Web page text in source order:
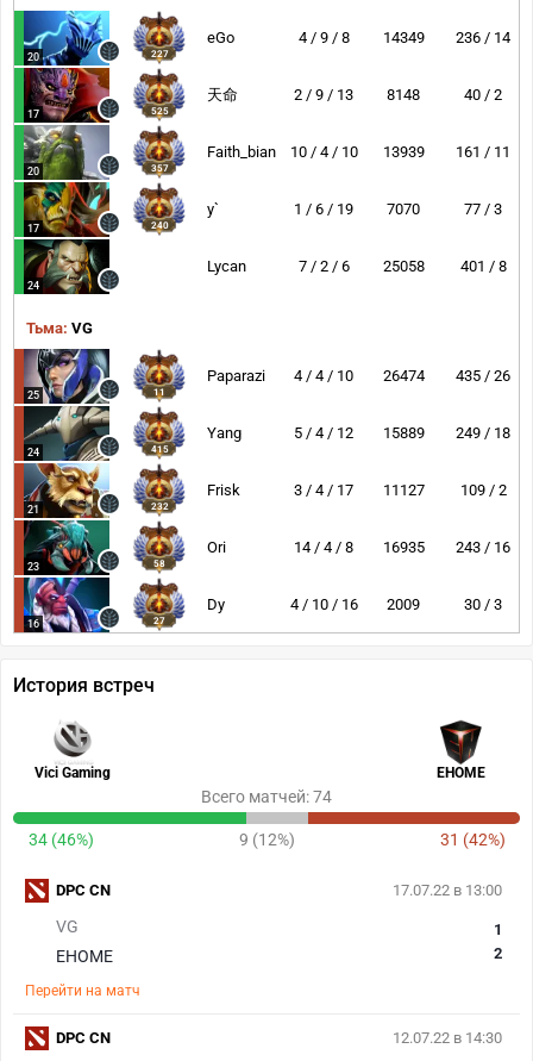
20 227
eGo 4 / 9 / 8 14349 236 / 14
17 525
天命 2 / 9 / 13 8148 40 / 2
20 357
Faith_bian 10 / 4 / 10 13939 161 / 11
17 240
y` 1 / 6 / 19 7070 77 / 3
24
Lycan 7 / 2 / 6 25058 401 / 8
Тьма: VG
25 11
Paparazi 4 / 4 / 10 26474 435 / 26
24 415
Yang 5 / 4 / 12 15889 249 / 18
21 232
Frisk 3 / 4 / 17 11127 109 / 2
23 58
Ori 14 / 4 / 8 16935 243 / 16
16 27
Dy 4 / 10 / 16 2009 30 / 3
История встреч
Vici Gaming EHOME
Всего матчей: 74
34 (46%) 9 (12%) 31 (42%)
17.07.22 в 13:00
VG
EHOME
1
2
Перейти на матч
DPC CN
12.07.22 в 14:30
DPC CN